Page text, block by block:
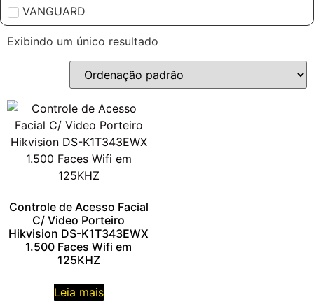
VANGUARD
Exibindo um único resultado
Controle de Acesso Facial
C/ Video Porteiro
Hikvision DS-K1T343EWX
1.500 Faces Wifi em
125KHZ
Leia mais